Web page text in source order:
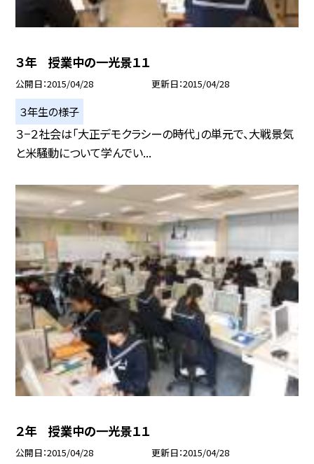
３年 授業中の一光景１１
公開日 2015/04/28 更新日 2015/04/28
３年生の様子
３−２社会は「大正デモクラシーの時代」の単元で、大戦景気
と米騒動について学んでい...
２年 授業中の一光景１１
公開日 2015/04/28 更新日 2015/04/28